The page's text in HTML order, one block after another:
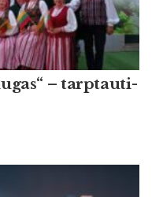
– tarp­tau­ti­